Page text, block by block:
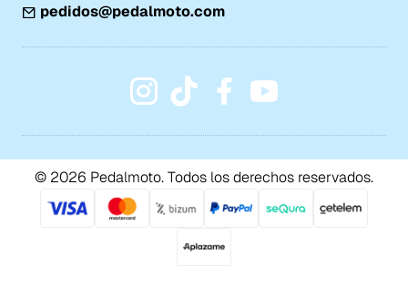
pedidos@pedalmoto.com
© 2026 Pedalmoto. Todos los derechos reservados.